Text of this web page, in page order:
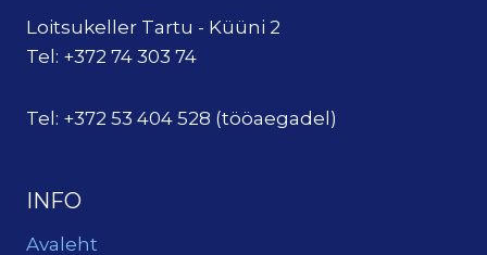
Loitsukeller Tartu - Küüni 2
Tel: +372 74 303 74
Tel: +372 53 404 528 (tööaegadel)
INFO
Avaleht